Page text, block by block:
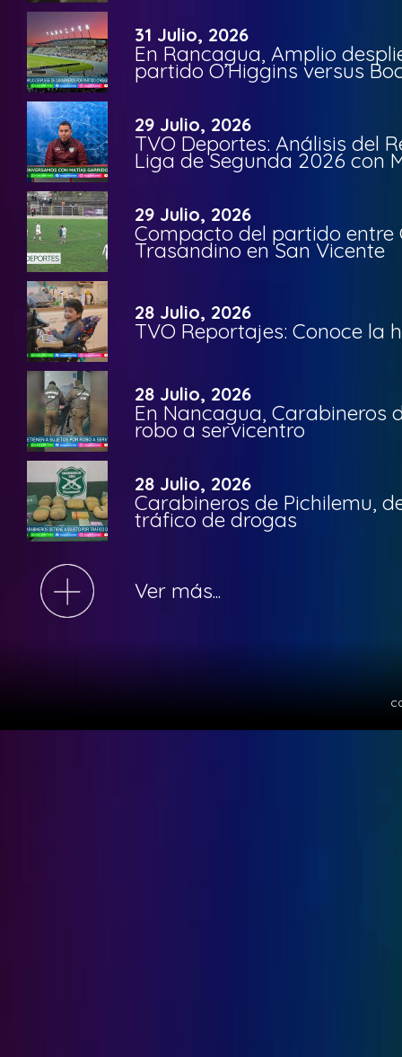
31 Julio, 2026
En Rancagua, Amplio
partido O’Higgins versus
29 Julio, 2026
TVO Deportes: Análisis del
Liga de Segunda 2026 con
29 Julio, 2026
Compacto del partido entre
Trasandino en San Vicente
28 Julio, 2026
TVO Reportajes: Conoce la
28 Julio, 2026
En Nancagua, Carabineros
robo a servicentro
28 Julio, 2026
Carabineros de Pichilemu,
tráfico de drogas
Ver más...